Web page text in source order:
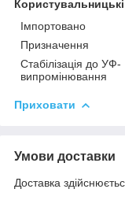
Імпортовано
Призначення
Стабілізація до УФ-
випромінювання
Приховати
Умови доставки
Доставка